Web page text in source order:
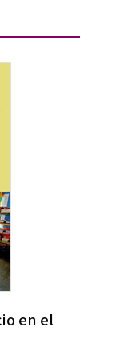
en el